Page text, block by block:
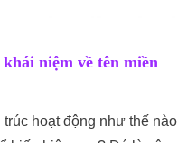
niệm về tên miền
hoạt động như thế nào